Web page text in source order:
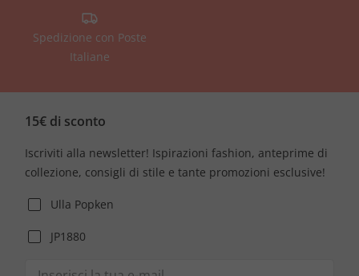
Spedizione con Poste
Italiane
15€ di sconto
Iscriviti alla newsletter! Ispirazioni fashion, anteprime di
collezione, consigli di stile e tante promozioni esclusive!
Ulla Popken
JP1880